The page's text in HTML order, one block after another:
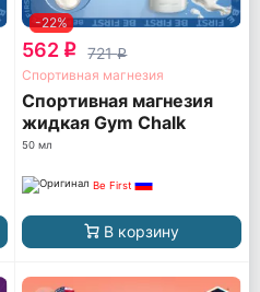
-22%
562 q 721q
Спортивная магнезия
Спортивная магнезия
жидкая Gym Chalk
50 мл
Be First
В корзину